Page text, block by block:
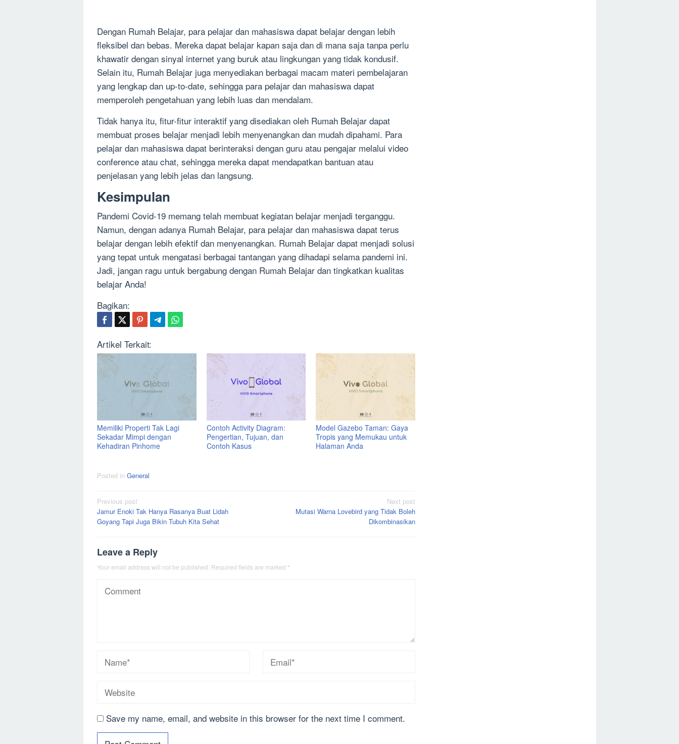
Dengan Rumah Belajar, para pelajar dan mahasiswa dapat belajar dengan lebih
fleksibel dan bebas. Mereka dapat belajar kapan saja dan di mana saja tanpa perlu
khawatir dengan sinyal internet yang buruk atau lingkungan yang tidak kondusif.
Selain itu, Rumah Belajar juga menyediakan berbagai macam materi pembelajaran
yang lengkap dan up-to-date, sehingga para pelajar dan mahasiswa dapat
memperoleh pengetahuan yang lebih luas dan mendalam.
Tidak hanya itu, fitur-fitur interaktif yang disediakan oleh Rumah Belajar dapat
membuat proses belajar menjadi lebih menyenangkan dan mudah dipahami. Para
pelajar dan mahasiswa dapat berinteraksi dengan guru atau pengajar melalui video
conference atau chat, sehingga mereka dapat mendapatkan bantuan atau
penjelasan yang lebih jelas dan langsung.
Kesimpulan
Pandemi Covid-19 memang telah membuat kegiatan belajar menjadi terganggu.
Namun, dengan adanya Rumah Belajar, para pelajar dan mahasiswa dapat terus
belajar dengan lebih efektif dan menyenangkan. Rumah Belajar dapat menjadi solusi
yang tepat untuk mengatasi berbagai tantangan yang dihadapi selama pandemi ini.
Jadi, jangan ragu untuk bergabung dengan Rumah Belajar dan tingkatkan kualitas
belajar Anda!
Bagikan:
Artikel Terkait:
Memiliki Properti Tak Lagi
Sekadar Mimpi dengan
Kehadiran Pinhome
Contoh Activity Diagram:
Pengertian, Tujuan, dan
Contoh Kasus
Model Gazebo Taman: Gaya
Tropis yang Memukau untuk
Halaman Anda
Posted in General
Post
navigation
Previous post
Jamur Enoki Tak Hanya Rasanya Buat Lidah
Goyang Tapi Juga Bikin Tubuh Kita Sehat
Next post
Mutasi Warna Lovebird yang Tidak Boleh
Dikombinasikan
Leave a Reply
Your email address will not be published. Required fields are marked *
Save my name, email, and website in this browser for the next time I comment.